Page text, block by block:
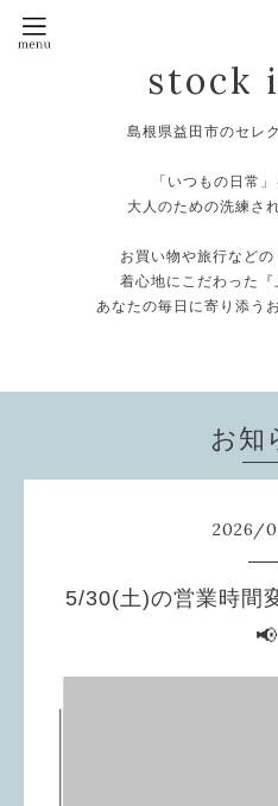
stock
島根県益田市のセレ
「いつもの日常
大人のための洗練さ
お買い物や旅行など
着心地にこだわった
あなたの毎日に寄り添う
お知
2026/
5/30(土)の営業時間
📢